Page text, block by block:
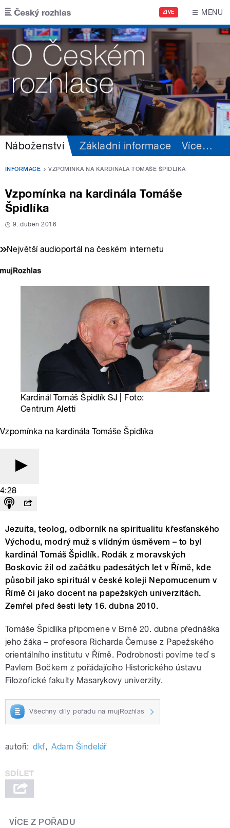
Přejít k hlavnímu obsahu
ŽIVĚ MENU
Náboženství Základní informace Více…
INFORMACE VZPOMÍNKA NA KARDINÁLA TOMÁŠE ŠPIDLÍKA
Vzpomínka na kardinála Tomáše
Špidlíka
9. duben 2016
Největší audioportál na českém internetu
Kardinál Tomáš Špidlík SJ | Foto:
Centrum Aletti
Vzpomínka na kardinála Tomáše Špidlíka
4:28
Jezuita, teolog, odborník na spiritualitu křesťanského
Východu, modrý muž s vlídným úsměvem – to byl
kardinál Tomáš Špidlík. Rodák z moravských
Boskovic žil od začátku padesátých let v Římě, kde
působil jako spirituál v české koleji Nepomucenum v
Římě či jako docent na papežských univerzitách.
Zemřel před šesti lety 16. dubna 2010.
Tomáše Špidlíka připomene v Brně 20. dubna přednáška
jeho žáka – profesora Richarda Čemuse z Papežského
orientálního institutu v Římě. Podrobnosti povíme teď s
Pavlem Bočkem z pořádajícího Historického ústavu
Filozofické fakulty Masarykovy univerzity.
Všechny díly pořadu na mujRozhlas
autoři: dkf, Adam Šindelář
VÍCE Z POŘADU